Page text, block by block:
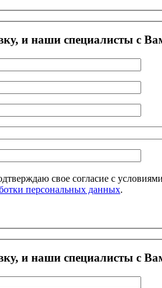
и наши специалисты с
свое согласие с условиями
персональных данных.
и наши специалисты с